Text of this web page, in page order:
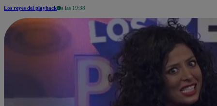
Los reyes del playback a las 19:38